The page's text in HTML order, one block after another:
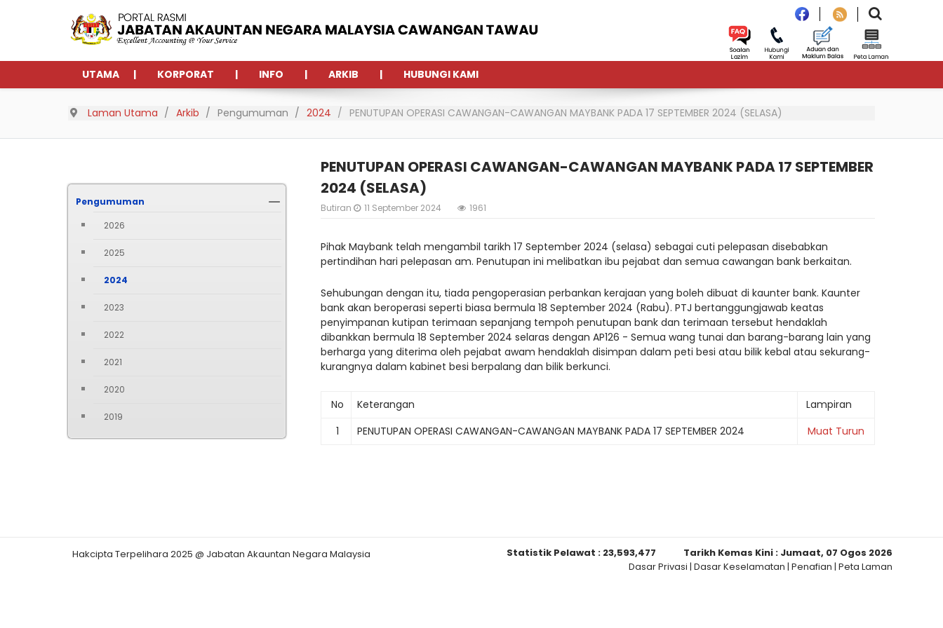
UTAMA KORPORAT INFO ARKIB HUBUNGI KAMI
Laman Utama Arkib Pengumuman 2024 PENUTUPAN OPERASI CAWANGAN-CAWANGAN MAYBANK PADA 17 SEPTEMBER 2024 (SELASA)
Pengumuman
2026
2025
2024
2023
2022
2021
2020
2019
PENUTUPAN OPERASI CAWANGAN-CAWANGAN MAYBANK PADA 17 SEPTEMBER
2024 (SELASA)
Butiran 11 September 2024 1961
Pihak Maybank telah mengambil tarikh 17 September 2024 (selasa) sebagai cuti pelepasan disebabkan
pertindihan hari pelepasan am. Penutupan ini melibatkan ibu pejabat dan semua cawangan bank berkaitan.
Sehubungan dengan itu, tiada pengoperasian perbankan kerajaan yang boleh dibuat di kaunter bank. Kaunter
bank akan beroperasi seperti biasa bermula 18 September 2024 (Rabu). PTJ bertanggungjawab keatas
penyimpanan kutipan terimaan sepanjang tempoh penutupan bank dan terimaan tersebut hendaklah
dibankkan bermula 18 September 2024 selaras dengan AP126 - Semua wang tunai dan barang-barang lain yang
berharga yang diterima oleh pejabat awam hendaklah disimpan dalam peti besi atau bilik kebal atau sekurang-
kurangnya dalam kabinet besi berpalang dan bilik berkunci.
No Keterangan
Lampiran
1
PENUTUPAN OPERASI CAWANGAN-CAWANGAN MAYBANK PADA 17 SEPTEMBER 2024 Muat Turun
Hakcipta Terpelihara 2025 @ Jabatan Akauntan Negara Malaysia Statistik Pelawat : 23,593,477 Tarikh Kemas Kini : Jumaat, 07 Ogos 2026
Dasar Privasi | Dasar Keselamatan | Penafian | Peta Laman